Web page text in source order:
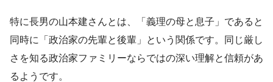
特に長男の山本建さんとは、「義理の母と息子」であると
同時に「政治家の先輩と後輩」という関係です。同じ厳し
さを知る政治家ファミリーならではの深い理解と信頼があ
るようです。